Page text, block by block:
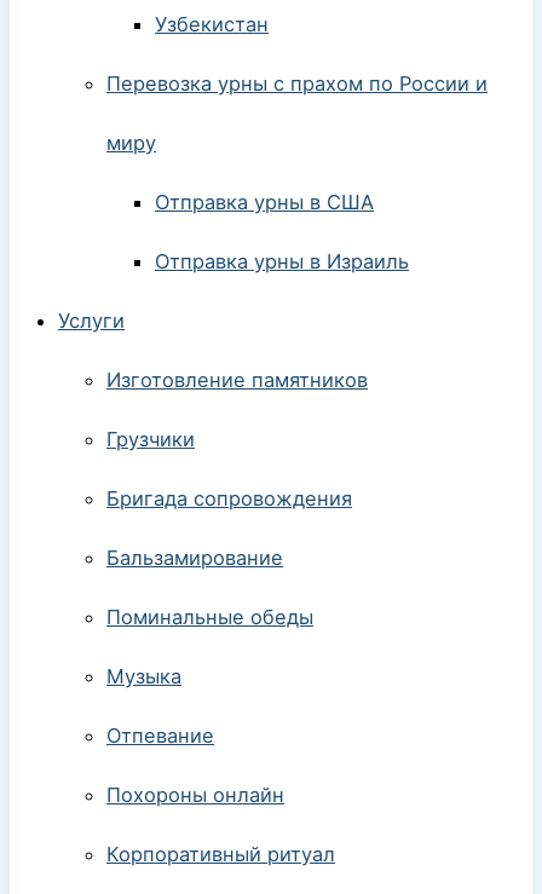
Узбекистан
Перевозка урны с прахом по России и
миру
Отправка урны в США
Отправка урны в Израиль
Услуги
Изготовление памятников
Грузчики
Бригада сопровождения
Бальзамирование
Поминальные обеды
Музыка
Отпевание
Похороны онлайн
Корпоративный ритуал